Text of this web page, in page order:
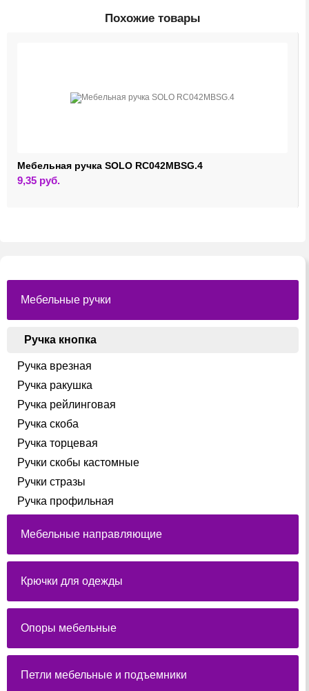
Похожие товары
Мебельная ручка SOLO RC042MBSG.4
9,35 руб.
Мебельные ручки
Ручка кнопка
Ручка врезная
Ручка ракушка
Ручка рейлинговая
Ручка скоба
Ручка торцевая
Ручки скобы кастомные
Ручки стразы
Ручка профильная
Мебельные направляющие
Крючки для одежды
Опоры мебельные
Петли мебельные и подъемники